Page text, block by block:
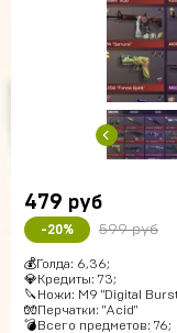
479 руб
-20% 599 руб
💰Голда: 6,36;
💎Кредиты: 73;
🔪Ножи: M9 "Digital
🧤Перчатки: "Acid"
💣Всего предметов: 76;